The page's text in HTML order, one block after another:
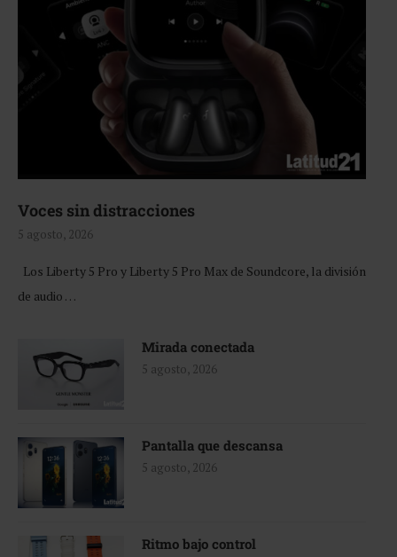
Voces sin distracciones
5 agosto, 2026
Los Liberty 5 Pro y Liberty 5 Pro Max de Soundcore, la división
de audio …
Mirada conectada
5 agosto, 2026
Pantalla que descansa
5 agosto, 2026
Ritmo bajo control